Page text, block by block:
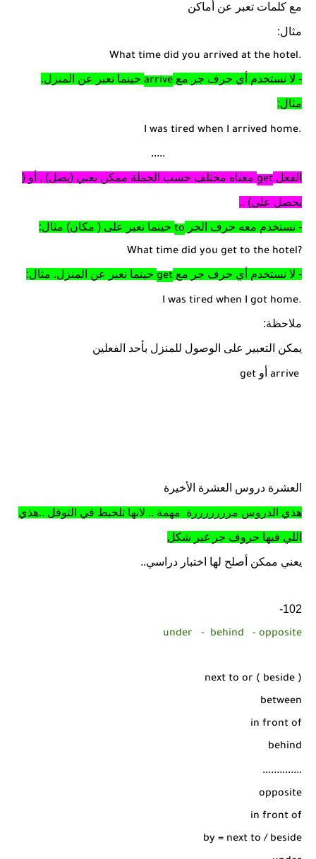
مع كلمات تعبر عن أماكن
مثال:
What time did you arrived at the hotel.
- لا نستخدم أي حرف جر مع arrive حينما نعبر عن المنزل.
مثال:
I was tired when I arrived home.
.....
الفعل get معناه مختلف حسب الجملة ممكن يعني (يصل) , أو (
يحصل على) ..
- نستخدم معه حرف الجر to حينما نعبر على ( مكان) مثال:
What time did you get to the hotel?
- لا نستخدم أي حرف جر مع get حينما نعبر عن المنزل. مثال:
I was tired when I got home.
ملاحظة:
يمكن التعبير على الوصول للمنزل بأحد الفعلين
arrive أو get
العشرة دروس العشرة الأخيرة
هذي الدروس مرررررررة مهمة .. لانها تلخبط في التوفل ..هذي
اللي فيها حروف جر غير شكل
يعني ممكن أصلح لها اختبار دراسي..
102-
under - behind - opposite
next to or ( beside )
between
in front of
behind
..............
opposite
in front of
by = next to / beside